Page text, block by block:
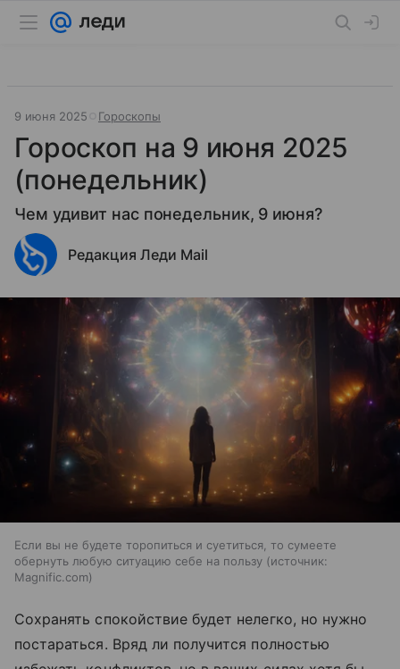
9 июня 2025 Гороскопы
Гороскоп на 9 июня 2025
(понедельник)
Чем удивит нас понедельник, 9 июня?
Редакция Леди Mail
Если вы не будете торопиться и суетиться, то сумеете
обернуть любую ситуацию себе на пользу
источник:
Magnific.com
Сохранять спокойствие будет нелегко, но нужно
постараться. Вряд ли получится полностью